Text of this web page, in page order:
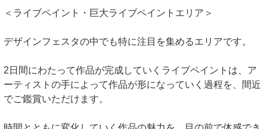
＜ライブペイント・巨大ライブペイントエリア＞
デザインフェスタの中でも特に注目を集めるエリアです。
2日間にわたって作品が完成していくライブペイントは、ア
ーティストの手によって作品が形になっていく過程を、間近
でご鑑賞いただけます。